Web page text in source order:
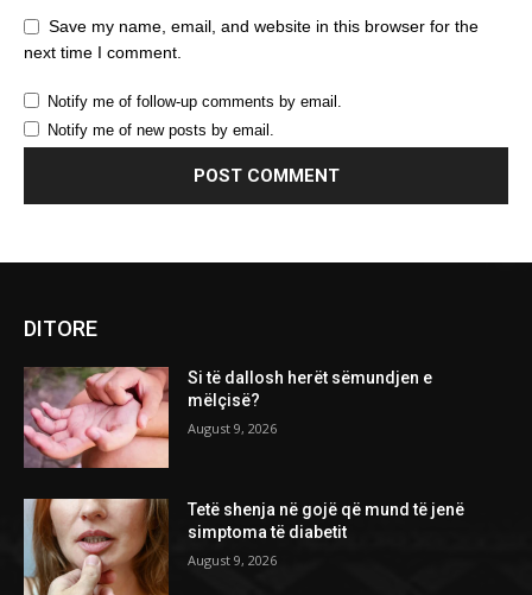
Save my name, email, and website in this browser for the
next time I comment.
Notify me of follow-up comments by email.
Notify me of new posts by email.
DITORE
Si të dallosh herët sëmundjen e
mëlçisë?
August 9, 2026
Tetë shenja në gojë që mund të jenë
simptoma të diabetit
August 9, 2026